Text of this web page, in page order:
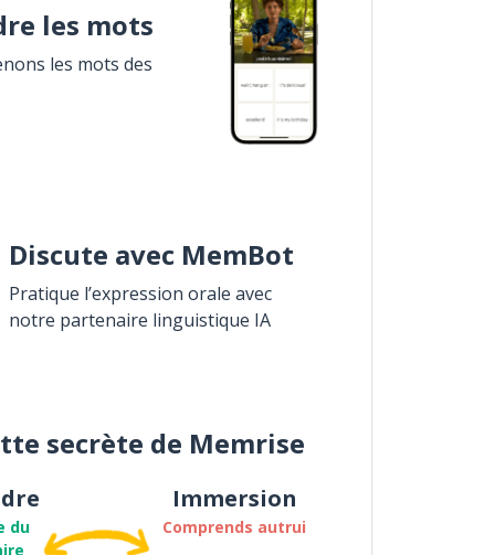
les mots
les mots des
Discute avec MemBot
Pratique l’expression orale avec
notre partenaire linguistique IA
secrète de Memrise
du
Immersion
Comprends autrui